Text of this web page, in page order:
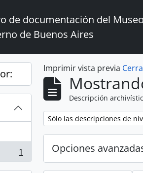
de documentación del
de Buenos Aires
1
Imprimir vista previa
Descripción
Remove filter:
Sólo las descripciones de
Opciones